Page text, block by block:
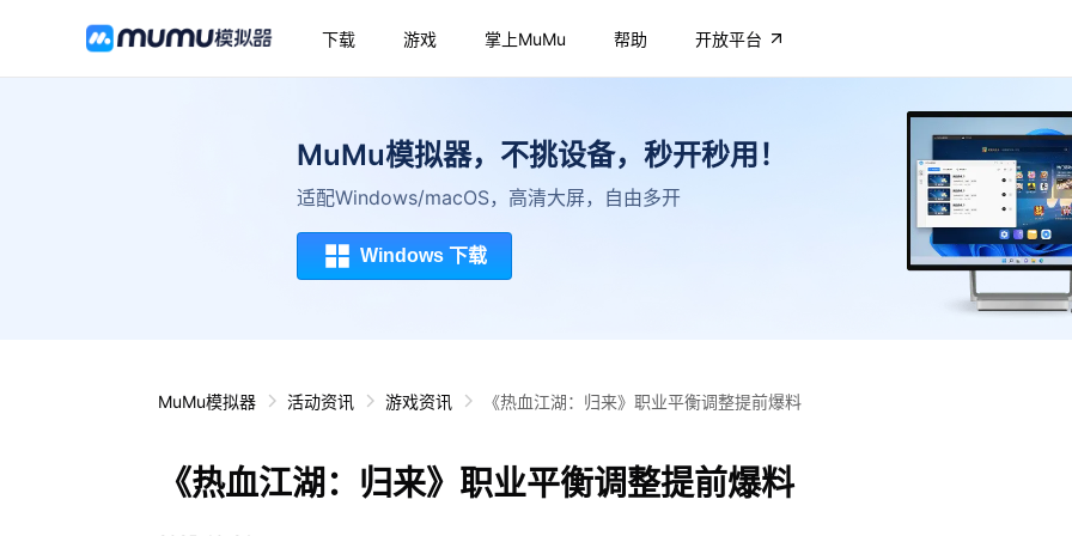
下载 游戏 掌上MuMu 帮助 开放平台
MuMu模拟器，不挑设备，秒开秒用！
适配Windows/macOS，高清大屏，自由多开
Windows 下载
MuMu模拟器 活动资讯 游戏资讯 《热血江湖：归来》职业平衡调整提前爆料
《热血江湖：归来》职业平衡调整提前爆料